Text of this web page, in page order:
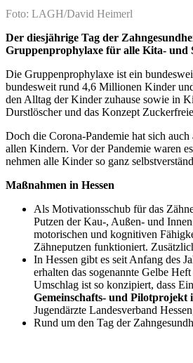
Foto: LAGH/David Heimerl
Der diesjährige Tag der
Gruppenprophylaxe für alle Kita- und
Die Gruppenprophylaxe ist ein
bundesweit rund 4,6 Millionen Kinder
den Alltag der Kinder zuhause sowie in
Durstlöscher und das Konzept
Doch die Corona-Pandemie hat sich
allen Kindern. Vor der Pandemie waren
nehmen alle Kinder so ganz
Maßnahmen in Hessen
Als Motivationsschub für das
Putzen der Kau-, Außen- und
motorischen und kognitiven
Zähneputzen funktioniert.
In Hessen gibt es seit Anfang des
erhalten das sogenannte Gelbe
Umschlag ist so konzipiert, dass
Gemeinschafts- und Pilotprojekt
Jugendärzte Landesverband
Rund um den Tag der